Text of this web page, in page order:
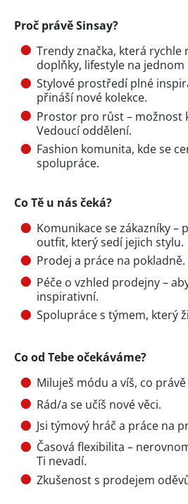
Proč právě Sinsay?
Trendy značka, která rychle
doplňky, lifestyle na jednom
Stylové prostředí plné
přináší nové kolekce.
Prostor pro růst – možnost
Vedoucí oddělení.
Fashion komunita, kde se
spolupráce.
Co Tě u nás čeká?
Komunikace se zákazníky –
outfit, který sedí jejich stylu.
Prodej a práce na pokladně.
Péče o vzhled prodejny –
inspirativní.
Spolupráce s týmem, který
Co od Tebe očekáváme?
Miluješ módu a víš, co
Rád/a se učíš nové věci.
Jsi týmový hráč a práce na
Časová flexibilita –
Ti nevadí.
Zkušenost s prodejem